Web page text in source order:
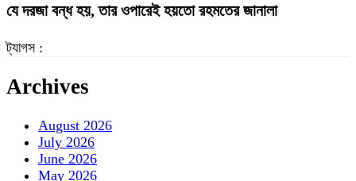
যে দরজা বন্ধ হয়, তার ওপারেই হয়তো রহমতের জানালা
ট্যাগস :
Archives
August 2026
July 2026
June 2026
May 2026